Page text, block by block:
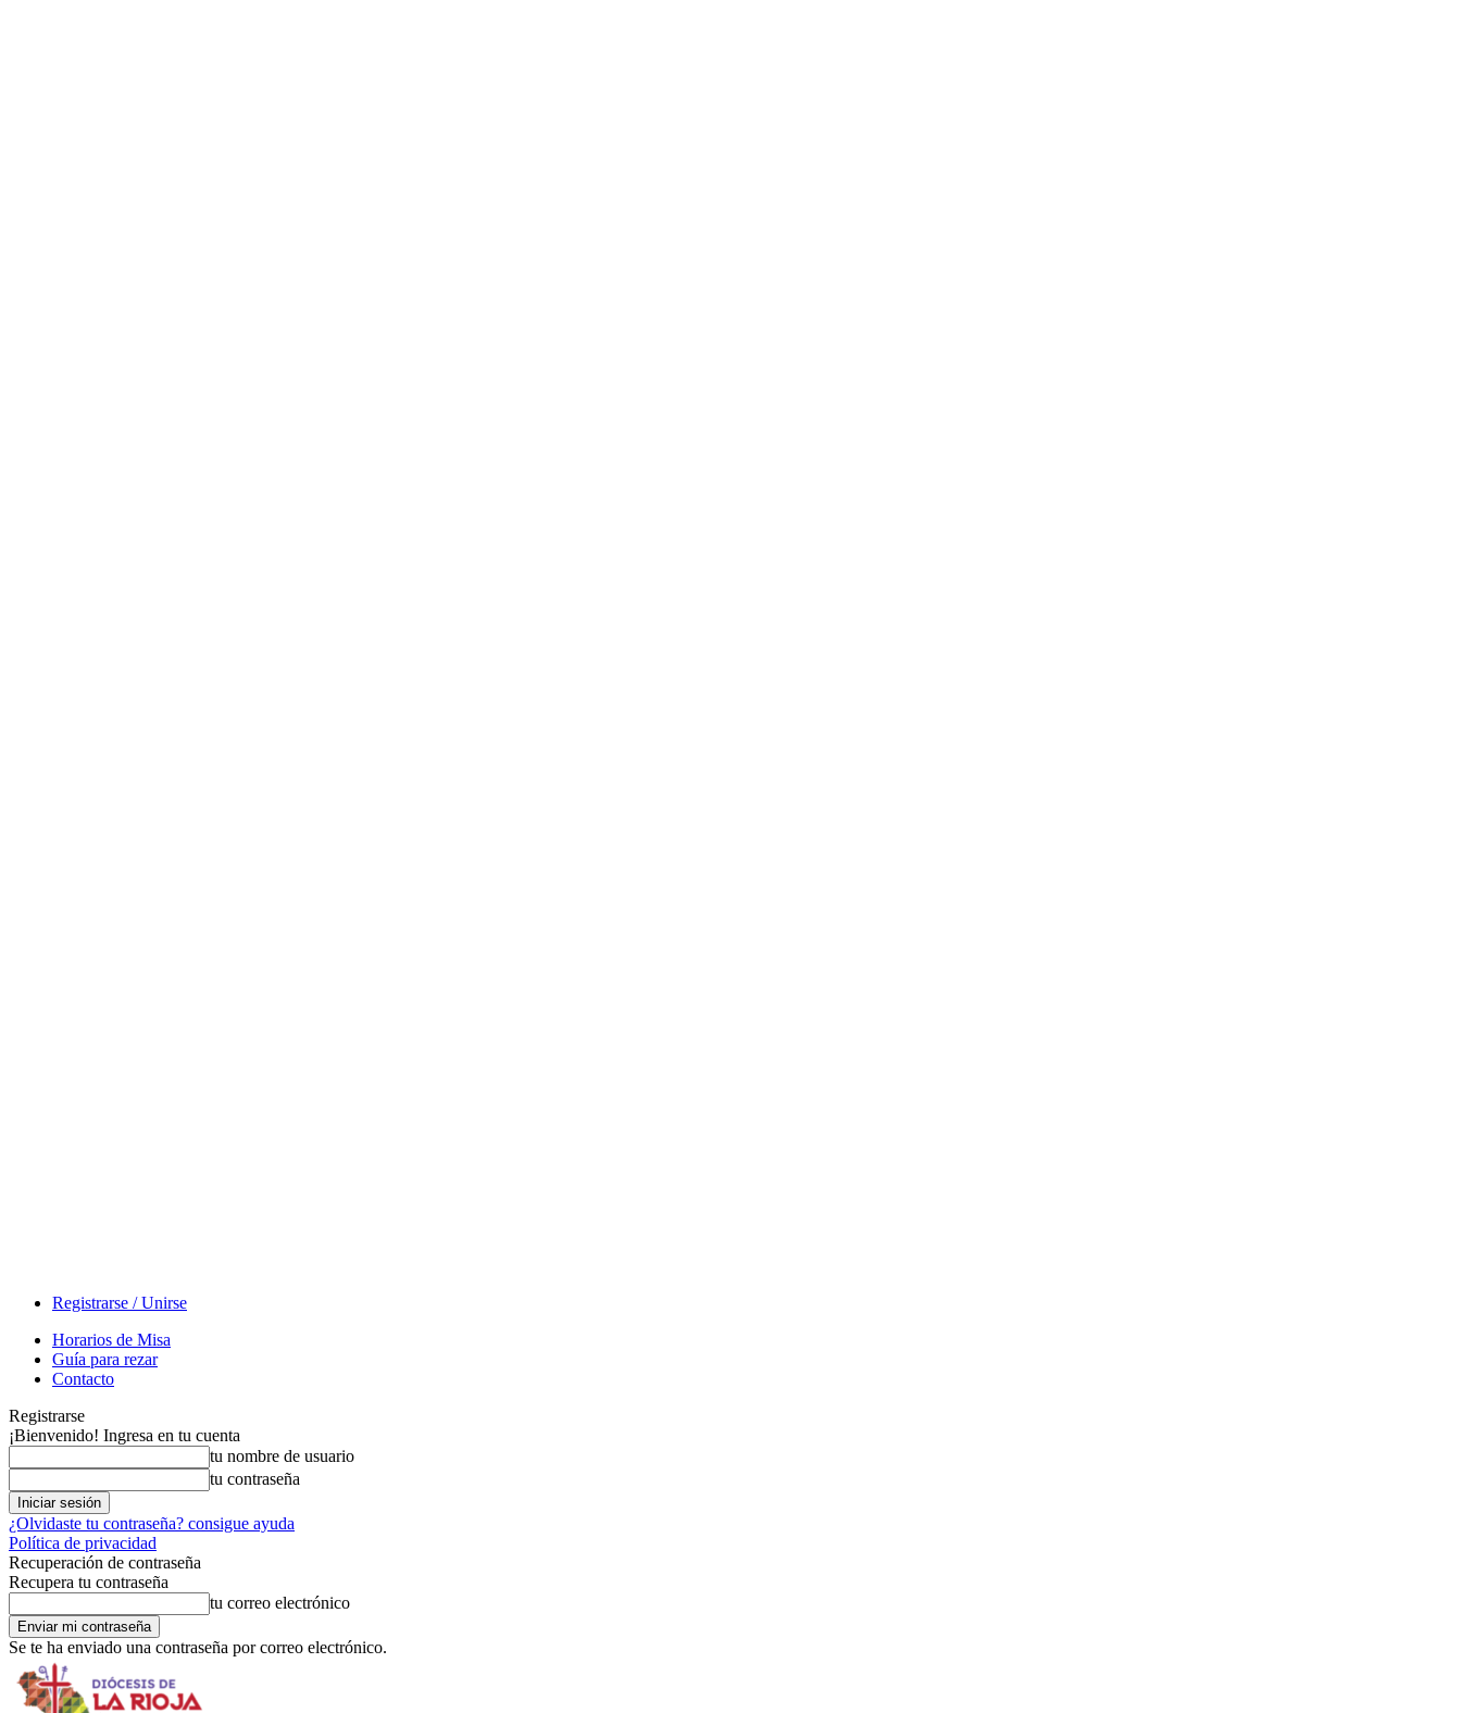
Registrarse / Unirse
Horarios de Misa
Guía para rezar
Contacto
Registrarse
¡Bienvenido! Ingresa en tu cuenta
tu nombre de usuario
tu contraseña
¿Olvidaste tu contraseña? consigue ayuda
Política de privacidad
Recuperación de contraseña
Recupera tu contraseña
tu correo electrónico
Se te ha enviado una contraseña por correo electrónico.